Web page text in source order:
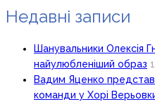
Недавні записи
Шанувальники Олексія
найулюбленіший образ
Вадим Яценко
команди у Хорі